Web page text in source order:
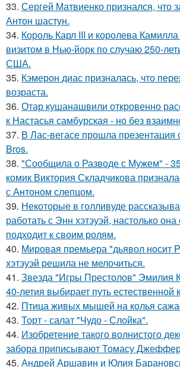
33. Сергей Матвиенко признался, что
Антон шастун.
34. Король Карл III и королева
визитом в Нью-йорк по случаю 250-
США.
35. Кэмерон диас призналась, что
возраста.
36. Отар кушанашвили откровенно
к Настасья самбурская - но без
37. В Лас-вегасе прошла презентация
Bros.
38. "Сообщила о Разводе с Мужем" -
комик Виктория Складчикова
с Антоном слепцом.
39. Некоторые в голливуде
работать с Энн хэтэуэй, настолько она
подходит к своим ролям.
40. Мировая премьера "дьявол носит
хэтэуэй решила не мелочиться.
41. Звезда "Игры Престолов" Эмилия
40-летия выбирает путь естественной
42. Птица живых мышей на колья
43. Торт - салат "Чудо - Слойка".
44. Изобретение такого волнистого
забора приписывают Томасу
45. Андрей Аршавин и Юлия